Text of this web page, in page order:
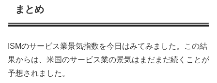
まとめ
ISMのサービス業景気指数を今日はみてみました。この結
果からは、米国のサービス業の景気はまだまだ続くことが
予想されました。